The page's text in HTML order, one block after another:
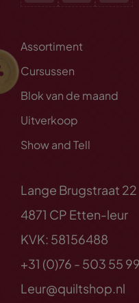
Assortiment
Cursussen
Blok van de maand
Uitverkoop
Show and Tell
Lange Brugstraat 22
4871 CP Etten-leur
KVK: 58156488
+31 (0)76 - 503 55 99
Leur@quiltshop.nl